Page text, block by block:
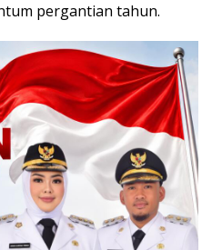
pergantian tahun.